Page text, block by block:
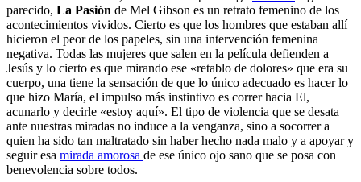
parecido, La Pasión de Mel Gibson es un retrato femenino de los
acontecimientos vividos. Cierto es que los hombres que estaban allí
hicieron el peor de los papeles, sin una intervención femenina
negativa. Todas las mujeres que salen en la película defienden a
Jesús y lo cierto es que mirando ese «retablo de dolores» que era su
cuerpo, una tiene la sensación de que lo único adecuado es hacer lo
que hizo María, el impulso más instintivo es correr hacia El,
acunarlo y decirle «estoy aquí». El tipo de violencia que se desata
ante nuestras miradas no induce a la venganza, sino a socorrer a
quien ha sido tan maltratado sin haber hecho nada malo y a apoyar y
seguir esa mirada amorosa de ese único ojo sano que se posa con
benevolencia sobre todos.